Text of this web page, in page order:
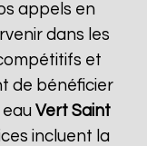
appels en
dans les
et
de bénéficier
Vert Saint
incluent la